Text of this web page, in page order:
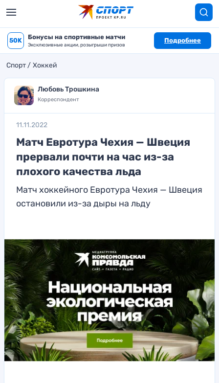
50K Бонусы на спортивные матчи
Эксклюзивные акции, розыгрыши призов
Подробнее
Спорт Хоккей
Любовь Трошкина
Корреспондент
11.11.2022
Матч Евротура Чехия — Швеция
прервали почти на час из-за
плохого качества льда
Матч хоккейного Евротура Чехия — Швеция
остановили из-за дыры на льду